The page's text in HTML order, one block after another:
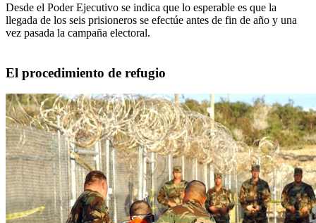
Desde el Poder Ejecutivo se indica que lo esperable es que la
llegada de los seis prisioneros se efectúe antes de fin de año y una
vez pasada la campaña electoral.
El procedimiento de refugio